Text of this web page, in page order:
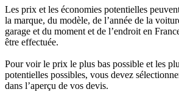
Les prix et les économies potentielles
la marque, du modèle, de l’année de la
garage et du moment et de l’endroit en
être effectuée.
Pour voir le prix le plus bas possible et les
potentielles possibles, vous devez
dans l’aperçu de vos devis.